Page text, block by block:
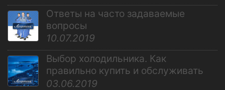
Ответы на часто задаваемые
вопросы
10.07.2019
Выбор холодильника. Как
правильно купить и обслуживать
03.06.2019